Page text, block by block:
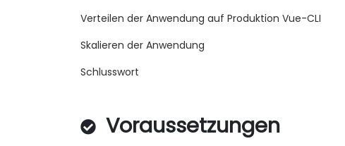
Verteilen der Anwendung auf Produktion Vue-CLI
Skalieren der Anwendung
Schlusswort
Voraussetzungen